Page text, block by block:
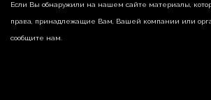
Если Вы обнаружили на нашем сайте материалы,
права, принадлежащие Вам, Вашей компании или
сообщите нам.